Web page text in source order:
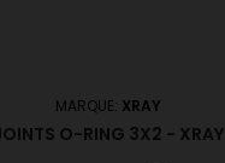
MARQUE: XRAY
O-RING 3X2 - XRAY